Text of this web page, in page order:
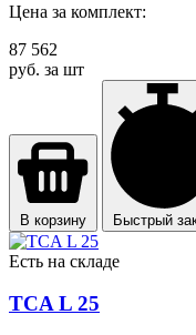
Цена за комплект:
87 562
руб. за шт
В корзину Быстрый
Есть на складе
TCA L 25